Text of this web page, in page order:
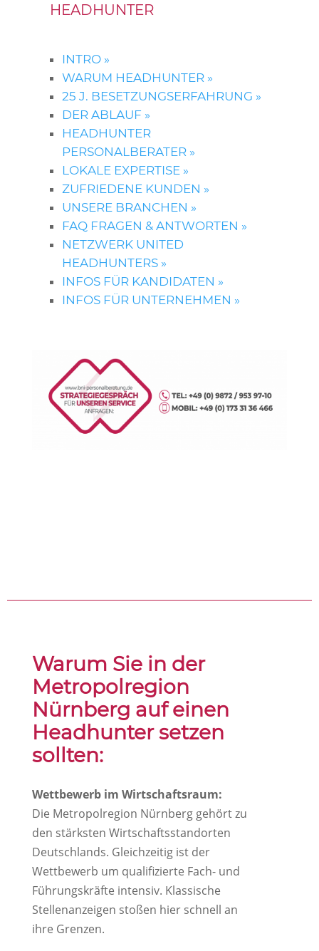
HEADHUNTER
INTRO »
WARUM HEADHUNTER »
25 J. BESETZUNGSERFAHRUNG »
DER ABLAUF »
HEADHUNTER
PERSONALBERATER »
LOKALE EXPERTISE »
ZUFRIEDENE KUNDEN »
UNSERE BRANCHEN »
FAQ FRAGEN & ANTWORTEN »
NETZWERK UNITED
HEADHUNTERS »
INFOS FÜR KANDIDATEN »
INFOS FÜR UNTERNEHMEN »
Warum Sie in der
Metropolregion
Nürnberg auf einen
Headhunter setzen
sollten:
Wettbewerb im Wirtschaftsraum:
Die Metropolregion Nürnberg gehört zu
den stärksten Wirtschaftsstandorten
Deutschlands. Gleichzeitig ist der
Wettbewerb um qualifizierte Fach- und
Führungskräfte intensiv. Klassische
Stellenanzeigen stoßen hier schnell an
ihre Grenzen.